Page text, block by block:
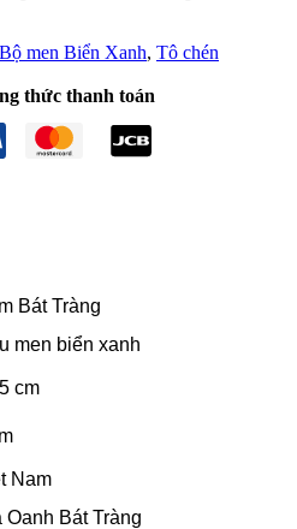
Bộ men Biển Xanh, Tô chén
thức thanh toán
Bát Tràng
men biển xanh
cm
Nam
Oanh Bát Tràng